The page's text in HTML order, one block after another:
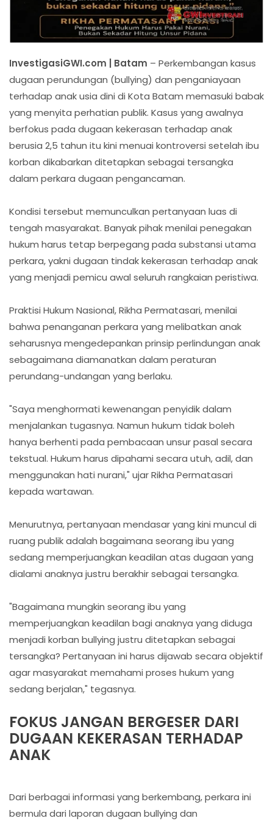
InvestigasiGWI.com | Batam – Perkembangan kasus
dugaan perundungan (bullying) dan penganiayaan
terhadap anak usia dini di Kota Batam memasuki babak
yang menyita perhatian publik. Kasus yang awalnya
berfokus pada dugaan kekerasan terhadap anak
berusia 2,5 tahun itu kini menuai kontroversi setelah ibu
korban dikabarkan ditetapkan sebagai tersangka
dalam perkara dugaan pengancaman.
Kondisi tersebut memunculkan pertanyaan luas di
tengah masyarakat. Banyak pihak menilai penegakan
hukum harus tetap berpegang pada substansi utama
perkara, yakni dugaan tindak kekerasan terhadap anak
yang menjadi pemicu awal seluruh rangkaian peristiwa.
Praktisi Hukum Nasional, Rikha Permatasari, menilai
bahwa penanganan perkara yang melibatkan anak
seharusnya mengedepankan prinsip perlindungan anak
sebagaimana diamanatkan dalam peraturan
perundang-undangan yang berlaku.
"Saya menghormati kewenangan penyidik dalam
menjalankan tugasnya. Namun hukum tidak boleh
hanya berhenti pada pembacaan unsur pasal secara
tekstual. Hukum harus dipahami secara utuh, adil, dan
menggunakan hati nurani," ujar Rikha Permatasari
kepada wartawan.
Menurutnya, pertanyaan mendasar yang kini muncul di
ruang publik adalah bagaimana seorang ibu yang
sedang memperjuangkan keadilan atas dugaan yang
dialami anaknya justru berakhir sebagai tersangka.
"Bagaimana mungkin seorang ibu yang
memperjuangkan keadilan bagi anaknya yang diduga
menjadi korban bullying justru ditetapkan sebagai
tersangka? Pertanyaan ini harus dijawab secara objektif
agar masyarakat memahami proses hukum yang
sedang berjalan," tegasnya.
FOKUS JANGAN BERGESER DARI
DUGAAN KEKERASAN TERHADAP
ANAK
Dari berbagai informasi yang berkembang, perkara ini
bermula dari laporan dugaan bullying dan